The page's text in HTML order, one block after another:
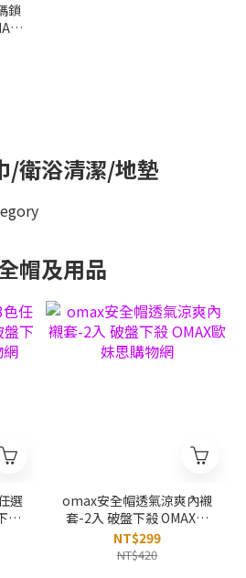
鎖
/衛浴清潔/地墊
帽及用品
選
殺
omax安全帽透氣涼爽內襯
套-2入 破盤下殺 OMAX歐
妹思購物網
NT$299
NT$420